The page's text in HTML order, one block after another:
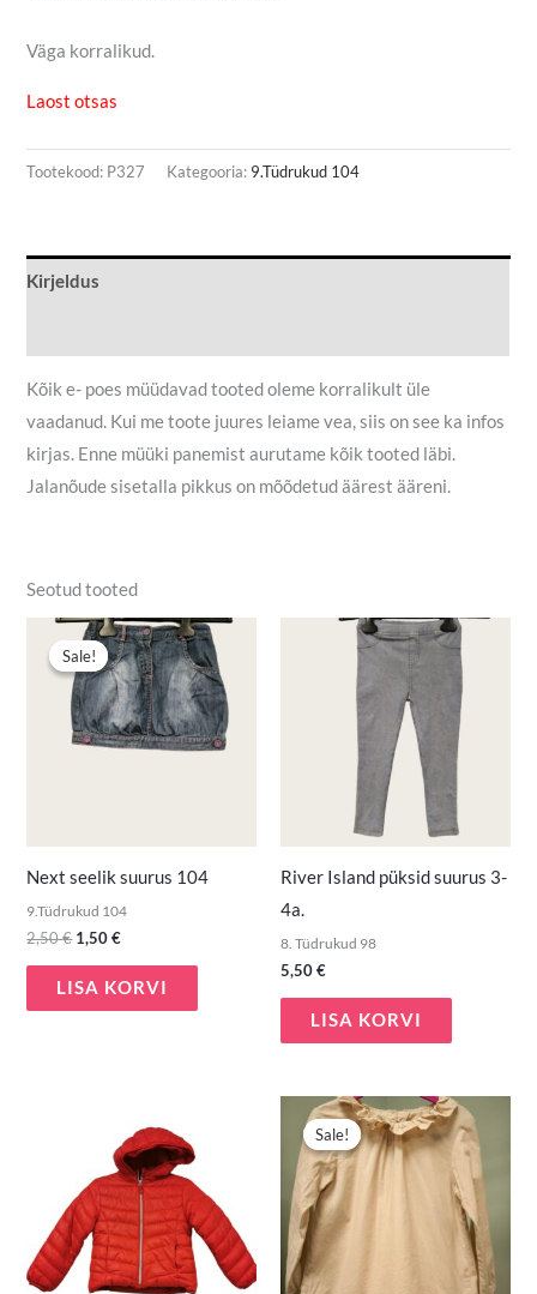
Väga korralikud.
Laost otsas
Tootekood: P327 Kategooria: 9.Tüdrukud 104
Kirjeldus
Kõik e- poes müüdavad tooted oleme korralikult üle
vaadanud. Kui me toote juures leiame vea, siis on see ka infos
kirjas. Enne müüki panemist aurutame kõik tooted läbi.
Jalanõude sisetalla pikkus on mõõdetud äärest ääreni.
Seotud tooted
Sale!
Sale!
Next seelik suurus 104
9.Tüdrukud 104
2,50€
Algne
hind
oli:
2,50 €.
1,50€
Praegune
hind
on:
1,50 €.
LISA KORVI
River Island püksid suurus 3-
4a.
8. Tüdrukud 98
5,50€
LISA KORVI
Sale!
Sale!
Algne
hind
oli:
4,40 €.
Praegune
hind
on:
3,00 €.